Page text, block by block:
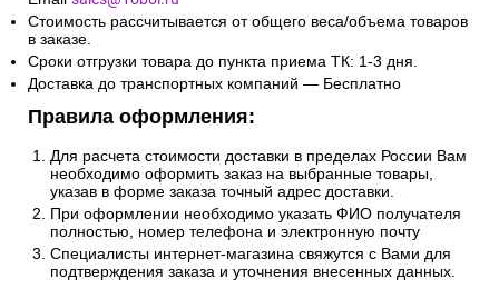
Стоимость рассчитывается от общего веса/объема товаров
в заказе.
Сроки отгрузки товара до пункта приема ТК: 1-3 дня.
Доставка до транспортных компаний — Бесплатно
Правила оформления:
Для расчета стоимости доставки в пределах России Вам
необходимо оформить заказ на выбранные товары,
указав в форме заказа точный адрес доставки.
При оформлении необходимо указать ФИО получателя
полностью, номер телефона и электронную почту
Специалисты интернет-магазина свяжутся с Вами для
подтверждения заказа и уточнения внесенных данных.